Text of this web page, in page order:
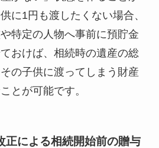
に1円も渡したくない場合、
特定の人物へ事前に預貯金
おけば、相続時の遺産の総
の子供に渡ってしまう財産
とが可能です。
正による相続開始前の贈与